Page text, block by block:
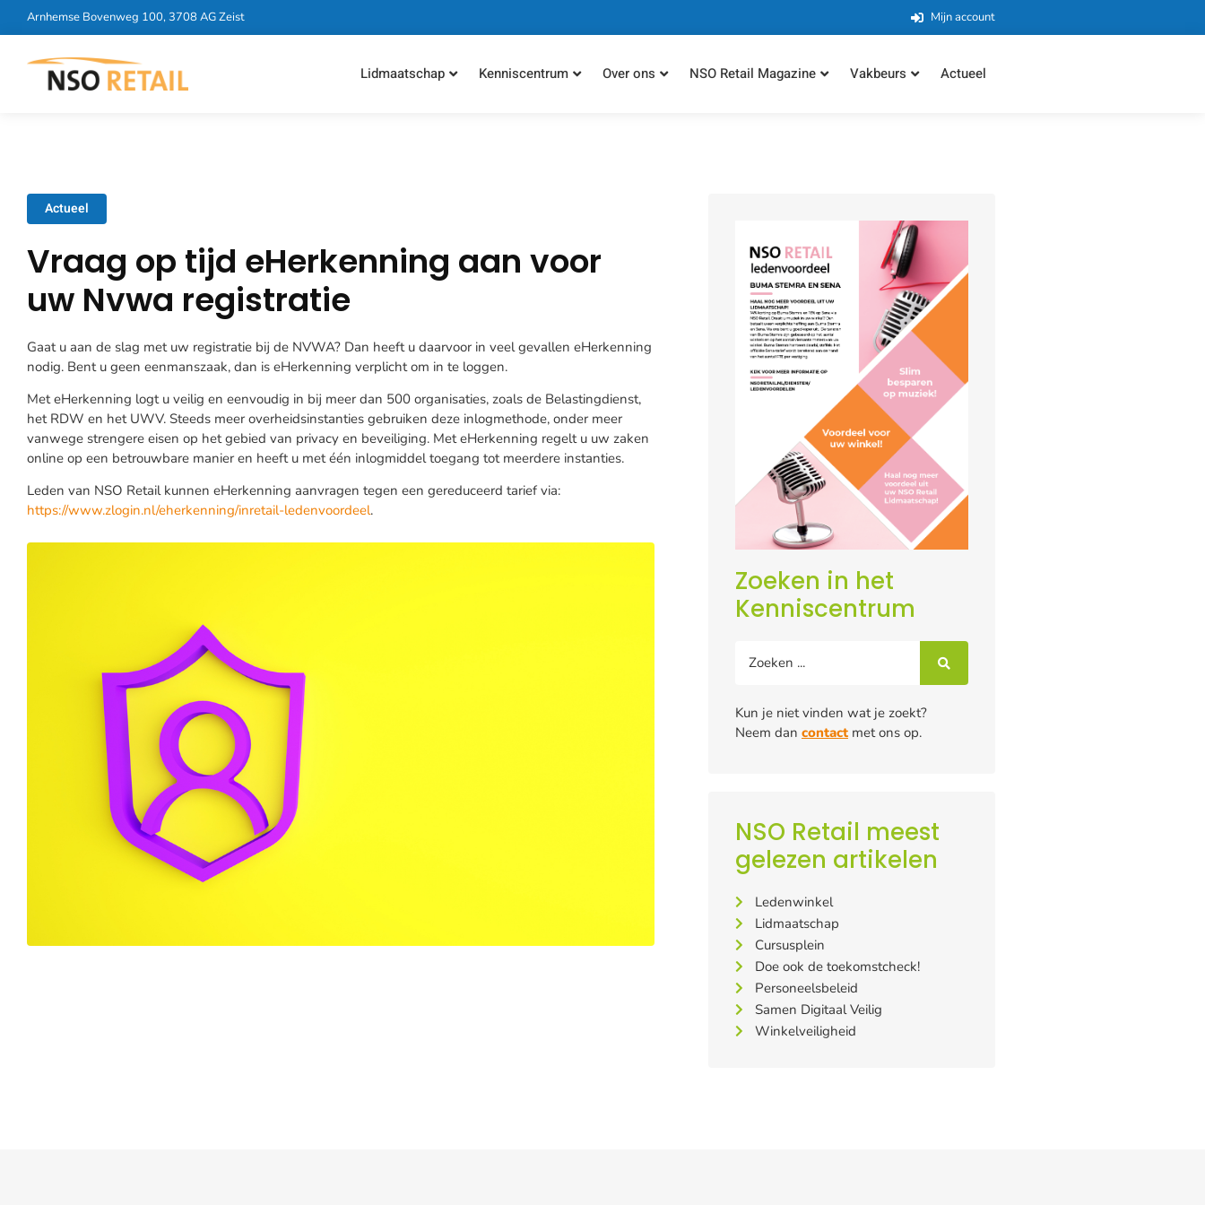
Arnhemse Bovenweg 100, 3708 AG Zeist Mijn account
Lidmaatschap Kenniscentrum Over ons NSO Retail Magazine Vakbeurs Actueel
Actueel
Vraag op tijd eHerkenning aan voor
uw Nvwa registratie
Gaat u aan de slag met uw registratie bij de NVWA? Dan heeft u daarvoor in veel gevallen eHerkenning
nodig. Bent u geen eenmanszaak, dan is eHerkenning verplicht om in te loggen.
Met eHerkenning logt u veilig en eenvoudig in bij meer dan 500 organisaties, zoals de Belastingdienst,
het RDW en het UWV. Steeds meer overheidsinstanties gebruiken deze inlogmethode, onder meer
vanwege strengere eisen op het gebied van privacy en beveiliging. Met eHerkenning regelt u uw zaken
online op een betrouwbare manier en heeft u met één inlogmiddel toegang tot meerdere instanties.
Leden van NSO Retail kunnen eHerkenning aanvragen tegen een gereduceerd tarief via:
https://www.zlogin.nl/eherkenning/inretail-ledenvoordeel.
Zoeken in het
Kenniscentrum
Kun je niet vinden wat je zoekt?
Neem dan contactmet ons op.
NSO Retail meest
gelezen artikelen
Ledenwinkel
Lidmaatschap
Cursusplein
Doe ook de toekomstcheck!
Personeelsbeleid
Samen Digitaal Veilig
Winkelveiligheid